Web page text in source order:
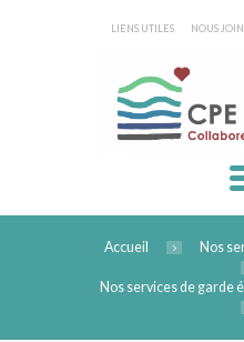
LIENS UTILES NOUS
Accueil Nos
Nos services de garde